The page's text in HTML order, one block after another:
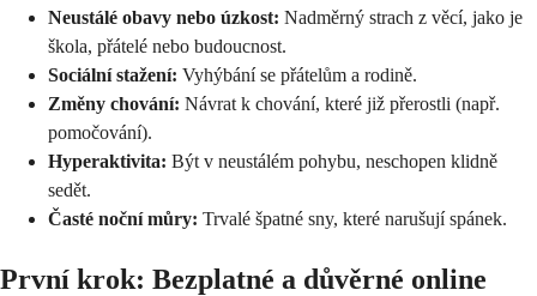
Neustálé obavy nebo úzkost: Nadměrný strach z věcí, jako je
škola, přátelé nebo budoucnost.
Sociální stažení: Vyhýbání se přátelům a rodině.
Změny chování: Návrat k chování, které již přerostli (např.
pomočování).
Hyperaktivita: Být v neustálém pohybu, neschopen klidně
sedět.
Časté noční můry: Trvalé špatné sny, které narušují spánek.
První krok: Bezplatné a důvěrné online